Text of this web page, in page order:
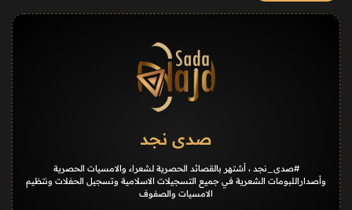
صدى نجد
#صدى_نجد ، أشتهر بالقصائد الحصرية لشعراء والامسيات الحصرية
وأصداراللبومات الشعرية في جميع التسجيلات الاسلامية وتسجيل الحفلات ونتظيم
الامسيات والصفوف